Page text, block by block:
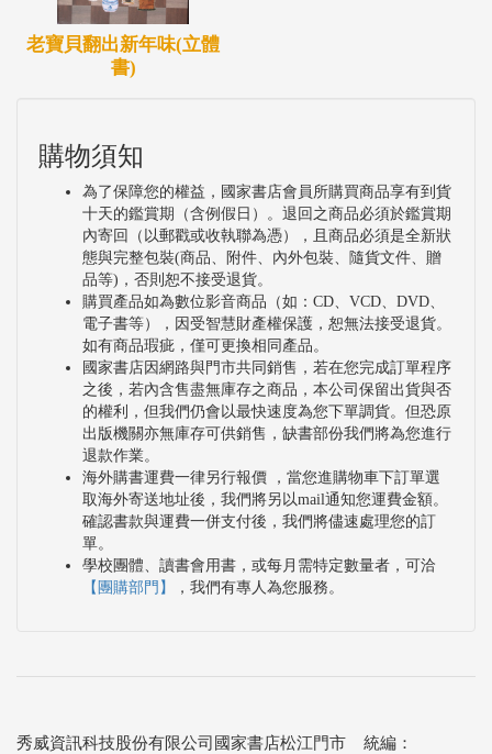
老寶貝翻出新年味(立體
書)
購物須知
為了保障您的權益，國家書店會員所購買商品享有到貨
十天的鑑賞期（含例假日）。退回之商品必須於鑑賞期
內寄回（以郵戳或收執聯為憑），且商品必須是全新狀
態與完整包裝(商品、附件、內外包裝、隨貨文件、贈
品等)，否則恕不接受退貨。
購買產品如為數位影音商品（如：CD、VCD、DVD、
電子書等），因受智慧財產權保護，恕無法接受退貨。
如有商品瑕疵，僅可更換相同產品。
國家書店因網路與門市共同銷售，若在您完成訂單程序
之後，若內含售盡無庫存之商品，本公司保留出貨與否
的權利，但我們仍會以最快速度為您下單調貨。但恐原
出版機關亦無庫存可供銷售，缺書部份我們將為您進行
退款作業。
海外購書運費一律另行報價 ，當您進購物車下訂單選
取海外寄送地址後，我們將另以mail通知您運費金額。
確認書款與運費一併支付後，我們將儘速處理您的訂
單。
學校團體、讀書會用書，或每月需特定數量者，可洽
【團購部門】
，我們有專人為您服務。
秀威資訊科技股份有限公司國家書店松江門市 統編：